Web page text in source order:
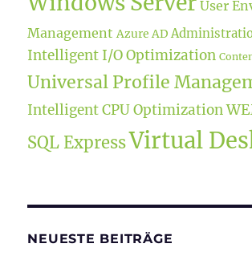
User
Management Azure AD
Intelligent I/O Optimization
Universal Profile
Intelligent CPU Optimization
SQL ExpressVirtual
NEUESTE BEITRÄGE